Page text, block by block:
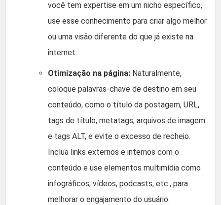
você tem expertise em um nicho específico,
use esse conhecimento para criar algo melhor
ou uma visão diferente do que já existe na
internet.
Otimização na página: Naturalmente,
coloque palavras-chave de destino em seu
conteúdo, como o título da postagem, URL,
tags de título, metatags, arquivos de imagem
e tags ALT, e evite o excesso de recheio.
Inclua links externos e internos com o
conteúdo e use elementos multimídia como
infográficos, vídeos, podcasts, etc., para
melhorar o engajamento do usuário.